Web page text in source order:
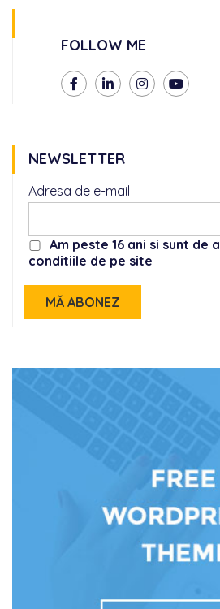
FOLLOW ME
NEWSLETTER
Adresa de e-mail
Am peste 16 ani si sunt de
conditiile de pe site